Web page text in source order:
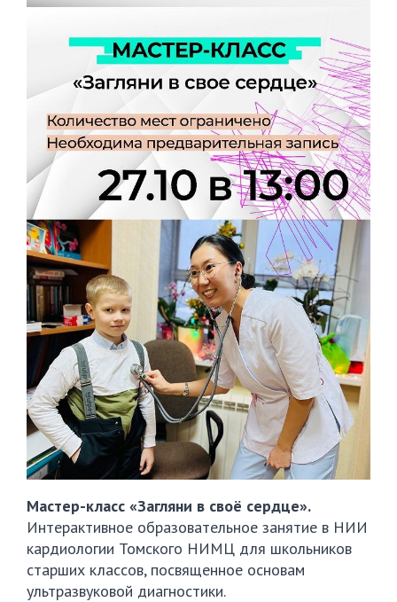
Мастер-класс «Загляни в своё сердце».
Интерактивное образовательное занятие в НИИ
кардиологии Томского НИМЦ для школьников
старших классов, посвященное основам
ультразвуковой диагностики.